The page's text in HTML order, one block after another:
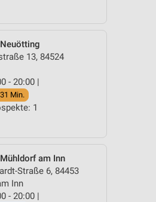
13, 84524
- 20:00 |
Min.
1
am Inn
Straße 6, 84453
Inn
- 20:00 |